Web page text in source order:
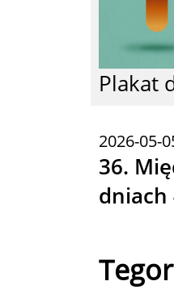
Plakat
2026-05-
36.
dniach